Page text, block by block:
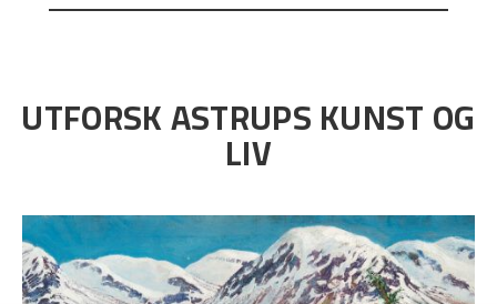
UTFORSK ASTRUPS KUNST OG
LIV